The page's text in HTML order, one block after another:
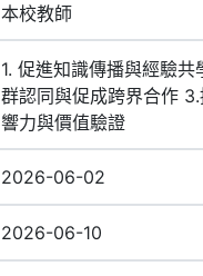
本校教師
1. 促進知識傳播與經驗共
群認同與促成跨界合作
響力與價值驗證
2026-06-02
2026-06-10